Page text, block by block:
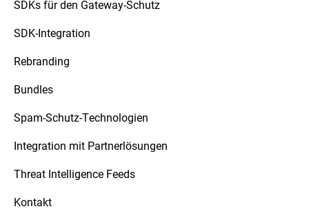
SDKs für den Gateway-Schutz
SDK-Integration
Rebranding
Bundles
Spam-Schutz-Technologien
Integration mit Partnerlösungen
Threat Intelligence Feeds
Kontakt